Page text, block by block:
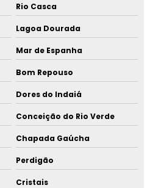
Rio Casca
Lagoa Dourada
Mar de Espanha
Bom Repouso
Dores do Indaiá
Conceição do Rio Verde
Chapada Gaúcha
Perdigão
Cristais